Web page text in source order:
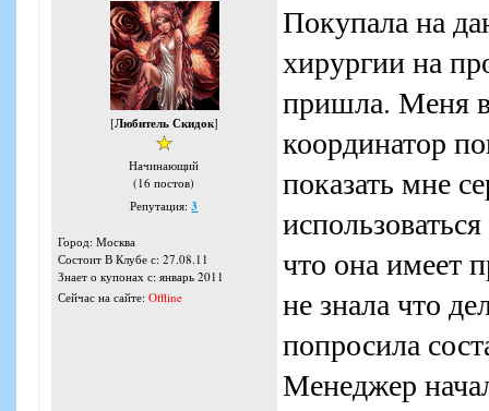
[Любитель Скидок]
Начинающий
(16 постов)
Репутация:3
Город: Москва
Состоит В Клубе с: 27.08.11
Знает о купонах с: январь 2011
Сейчас на сайте: Offline
Покупала на
хирургии на
пришла. Меня
координатор
показать мне
что она имеет
не знала что
попросила
Менеджер